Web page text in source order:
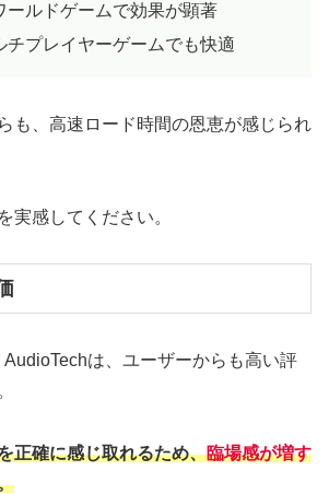
ールドゲームで効果が顕著
チプレイヤーゲームでも快適
も、高速ロード時間の恩恵が感じられ
実感してください。
AudioTechは、ユーザーからも高い評
正確に感じ取れるため、臨場感が増す